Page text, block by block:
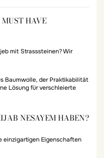
HAVE
mit Strasssteinen? Wir
Baumwolle, der Praktikabilität
Lösung für verschleierte
NESAYEM HABEN?
einzigartigen Eigenschaften